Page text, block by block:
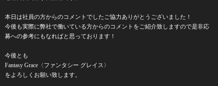
本日は社員の方からのコメントでしたご協力ありがとうございました！
今後も実際に弊社で働いている方からのコメントをご紹介致しますので是非応
募への参考にもなればと思っております！
今後とも
Fantasy Grace〈ファンタシー グレイス〉
をよろしくお願い致します。